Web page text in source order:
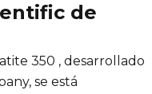
de
350 , desarrollado
se está